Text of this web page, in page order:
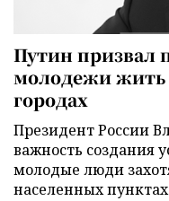
Путин призвал
молодежи жить
городах
Президент России
важность создания
молодые люди
населенных